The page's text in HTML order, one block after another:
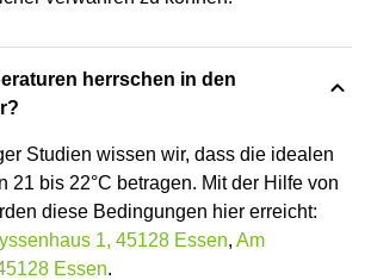
herrschen in den
Studien wissen wir, dass die idealen
21 bis 22°C betragen. Mit der Hilfe von
diese Bedingungen hier erreicht:
1, 45128 Essen, Am
Essen.